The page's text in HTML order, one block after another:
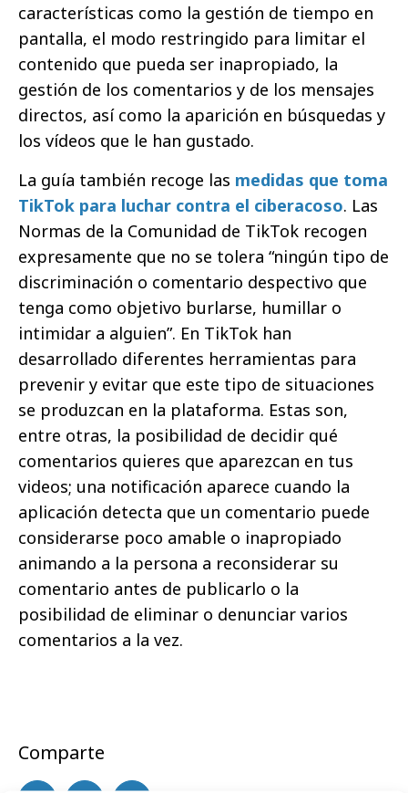
características como la gestión de tiempo en
pantalla, el modo restringido para limitar el
contenido que pueda ser inapropiado, la
gestión de los comentarios y de los mensajes
directos, así como la aparición en búsquedas y
los vídeos que le han gustado.
La guía también recoge las medidas que toma
TikTok para luchar contra el ciberacoso. Las
Normas de la Comunidad de TikTok recogen
expresamente que no se tolera “ningún tipo de
discriminación o comentario despectivo que
tenga como objetivo burlarse, humillar o
intimidar a alguien”. En TikTok han
desarrollado diferentes herramientas para
prevenir y evitar que este tipo de situaciones
se produzcan en la plataforma. Estas son,
entre otras, la posibilidad de decidir qué
comentarios quieres que aparezcan en tus
videos; una notificación aparece cuando la
aplicación detecta que un comentario puede
considerarse poco amable o inapropiado
animando a la persona a reconsiderar su
comentario antes de publicarlo o la
posibilidad de eliminar o denunciar varios
comentarios a la vez.
Comparte